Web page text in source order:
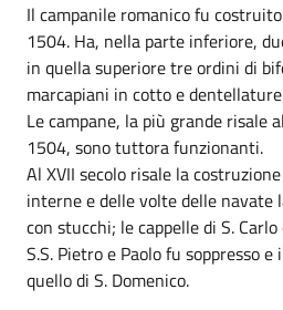
Il campanile romanico fu
1504. Ha, nella parte inferiore,
in quella superiore tre ordini di
marcapiani in cotto e
Le campane, la più grande risale
1504, sono tuttora funzionanti.
Al XVII secolo risale la
interne e delle volte delle navate
con stucchi; le cappelle di S. Carlo
S.S. Pietro e Paolo fu soppresso
quello di S. Domenico.